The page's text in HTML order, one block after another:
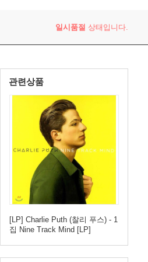
일시품절 상태입니다.
관련상품
[LP] Charlie Puth (찰리 푸스) - 1
집 Nine Track Mind [LP]